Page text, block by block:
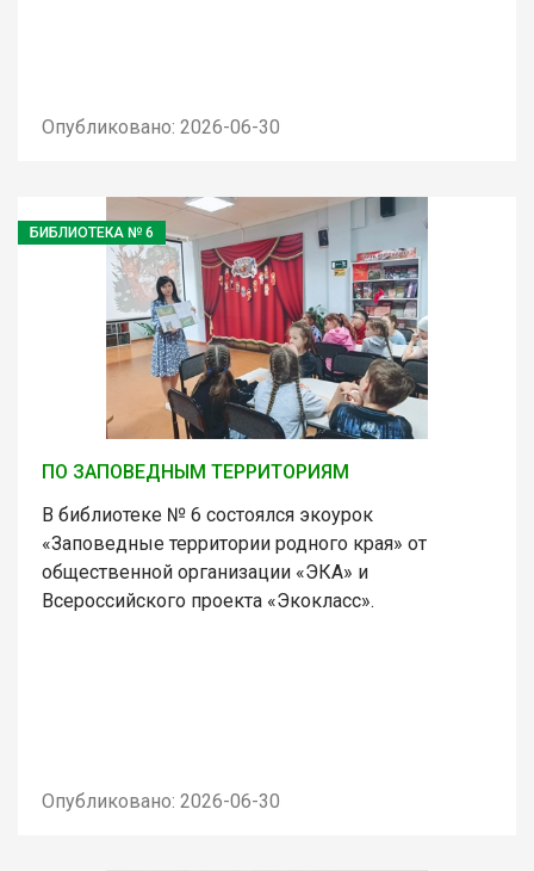
Опубликовано: 2026-06-30
БИБЛИОТЕКА № 6
ПО ЗАПОВЕДНЫМ ТЕРРИТОРИЯМ
В библиотеке № 6 состоялся экоурок
«Заповедные территории родного края» от
общественной организации «ЭКА» и
Всероссийского проекта «Экокласс».
Опубликовано: 2026-06-30